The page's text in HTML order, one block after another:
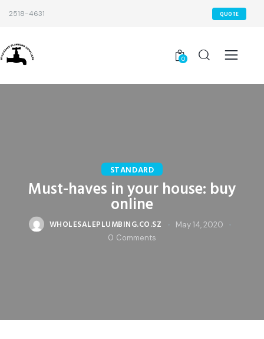
2518-4631 QUOTE
0
STANDARD
Must-haves in your house: buy
online
WHOLESALEPLUMBING.CO.SZ
May 14, 2020
0 Comments